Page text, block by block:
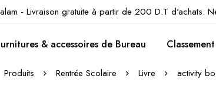
- Livraison gratuite à partir de 200 D.T d'achats.
& accessoires de Bureau
Produits Rentrée Scolaire Livre activity